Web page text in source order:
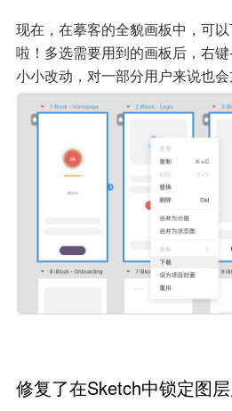
现在，在摹客的全貌画板中，可
啦！多选需要用到的画板后，右
小小改动，对一部分用户来说也
修复了在Sketch中锁定图